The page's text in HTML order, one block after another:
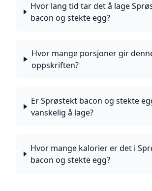
Hvor lang tid tar det å lage
bacon og stekte egg?
Hvor mange porsjoner gir
oppskriften?
Er Sprøstekt bacon og stekte
vanskelig å lage?
Hvor mange kalorier er det i
bacon og stekte egg?